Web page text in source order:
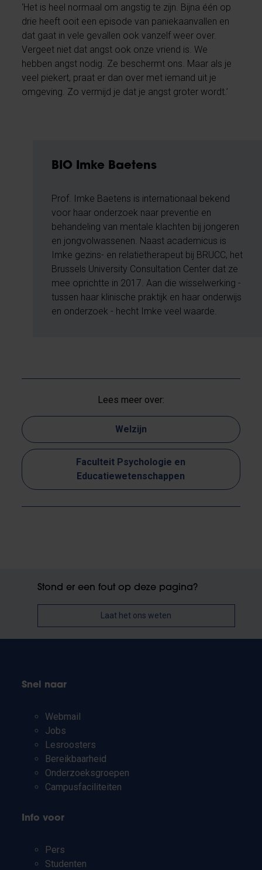
‘Het is heel normaal om angstig te zijn. Bijna één op
drie heeft ooit een episode van paniekaanvallen en
dat gaat in vele gevallen ook vanzelf weer over.
Vergeet niet dat angst ook onze vriend is. We
hebben angst nodig. Ze beschermt ons. Maar als je
veel piekert, praat er dan over met iemand uit je
omgeving. Zo vermijd je dat je angst groter wordt.’
BIO Imke Baetens
Prof. Imke Baetens is internationaal bekend
voor haar onderzoek naar preventie en
behandeling van mentale klachten bij jongeren
en jongvolwassenen. Naast academicus is
Imke gezins- en relatietherapeut bij BRUCC, het
Brussels University Consultation Center dat ze
mee oprichtte in 2017. Aan die wisselwerking -
tussen haar klinische praktijk en haar onderwijs
en onderzoek - hecht Imke veel waarde.
Lees meer over:
Welzijn
Faculteit Psychologie en
Educatiewetenschappen
Stond er een fout op deze pagina?
Laat het ons weten
Snel naar
Webmail
Jobs
Lesroosters
Bereikbaarheid
Onderzoeksgroepen
Campusfaciliteiten
Info voor
Pers
Studenten